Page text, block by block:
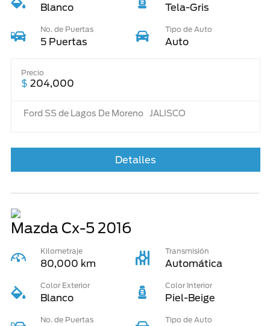
Blanco Tela-Gris
No. de Puertas
5 Puertas
Tipo de Auto
Auto
Precio
$204,000
Ford SS de Lagos De Moreno JALISCO
Detalles
Mazda Cx-5 2016
Kilometraje
80,000 km
Transmisión
Automática
Color Exterior
Blanco
Color Interior
Piel-Beige
No. de Puertas Tipo de Auto